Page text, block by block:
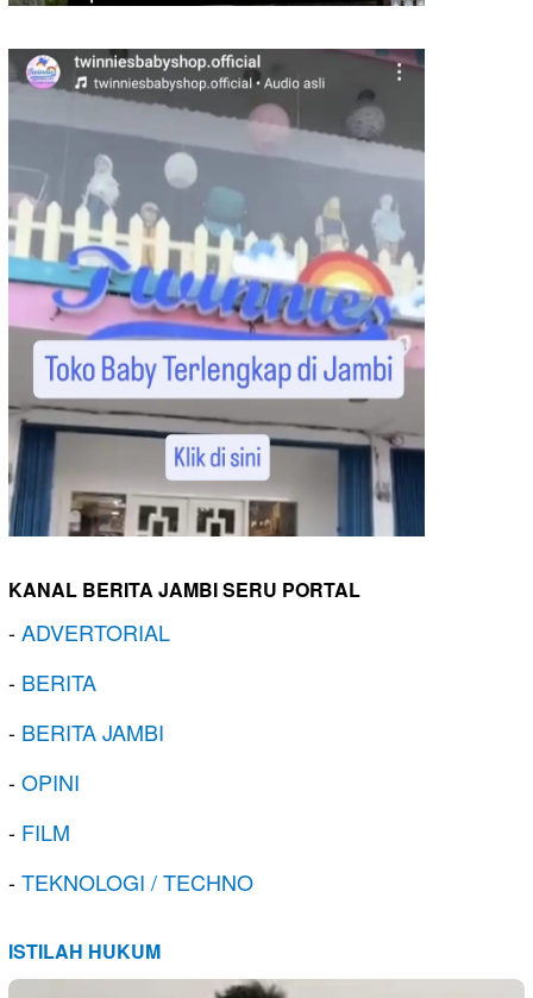
KANAL BERITA JAMBI SERU PORTAL
-ADVERTORIAL
- BERITA
- BERITA JAMBI
-OPINI
- FILM
-TEKNOLOGI / TECHNO
ISTILAH HUKUM